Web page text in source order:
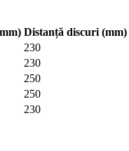
Distanță discuri (mm)
230
230
250
250
230